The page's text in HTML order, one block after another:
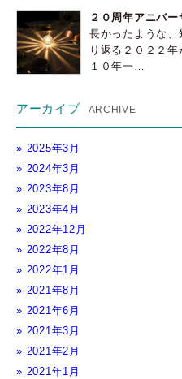
２０周年アニバ
長かったような、
り返る２０２２年
１０年一…
アーカイブ
2025年3月
2024年3月
2023年8月
2023年4月
2022年12月
2022年8月
2022年1月
2021年8月
2021年6月
2021年3月
2021年2月
2021年1月